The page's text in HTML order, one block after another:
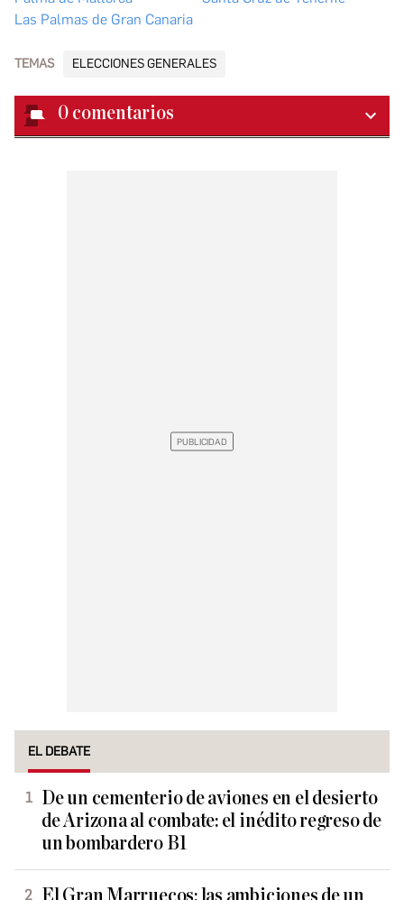
Las Palmas de Gran Canaria
TEMAS ELECCIONES GENERALES
0 comentarios
EL DEBATE
De un cementerio de aviones en el desierto
de Arizona al combate: el inédito regreso de
un bombardero B1